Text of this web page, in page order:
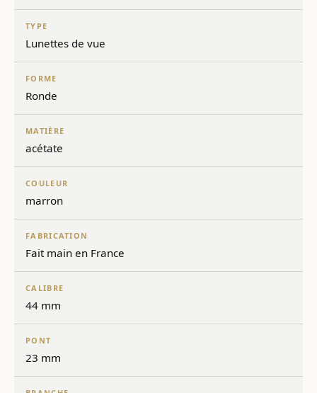
TYPE
Lunettes de vue
FORME
Ronde
MATIÈRE
acétate
COULEUR
marron
FABRICATION
Fait main en France
CALIBRE
44 mm
PONT
23 mm